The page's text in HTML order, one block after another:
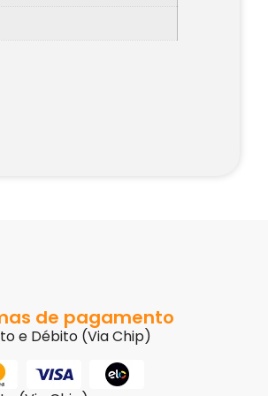
de pagamento
e Débito (Via Chip)